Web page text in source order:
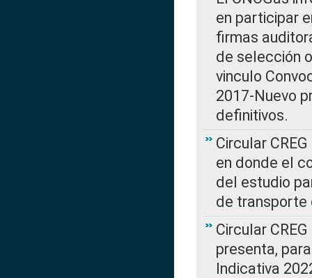
en participar
firmas
de selección
vinculo
2017-Nuevo
definitivos.
Circular
en donde el
del estudio
de transporte
Circular
presenta,
Indicativa